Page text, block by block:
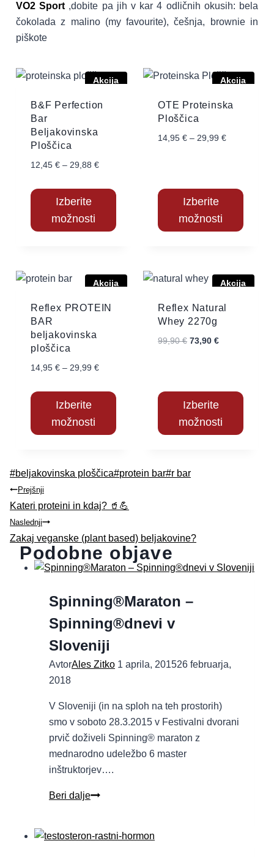
VO2 Sport ,dobite pa jih v kar 4 odličnih okusih: bela
čokolada z malino (my favourite), češnja, brownie in
piškote
Akcija
B&F Perfection
Bar
Beljakovinska
Ploščica
12,45 € – 29,88 €
Izberite
možnosti
Akcija
OTE Proteinska
Ploščica
14,95 € – 29,99 €
Izberite
možnosti
Akcija
Reflex PROTEIN
BAR
beljakovinska
ploščica
14,95 € – 29,99 €
Izberite
možnosti
Akcija
Reflex Natural
Whey 2270g
99,90€ 73,90 €
Izberite
možnosti
#beljakovinska ploščica#protein bar#r bar
Prejšnji
Kateri proteini in kdaj? 🥤💪
Naslednji
Zakaj veganske (plant based) beljakovine?
Podobne objave
Spinning®Maraton –
Spinning®dnevi v
Sloveniji
AvtorAles Zitko 1 aprila, 201526 februarja,
2018
V Sloveniji (in na sploh na teh prostorih)
smo v soboto 28.3.2015 v Festivalni dvorani
prvič doživeli Spinning® maraton z
mednarodno udeležbo 6 master
inštruktorjev….
Beri dalje